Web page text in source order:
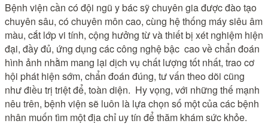
Bệnh viện cần có đội ngũ y bác sỹ chuyên gia được đào tạo
chuyên sâu, có chuyên môn cao, cùng hệ thống máy siêu âm
màu, cắt lớp vi tính, cộng hưởng từ và thiết bị xét nghiệm hiện
đại, đầy đủ, ứng dụng các công nghệ bậc cao về chẩn đoán
hình ảnh nhằm mang lại dịch vụ chất lượng tốt nhất, trao cơ
hội phát hiện sớm, chẩn đoán đúng, tư vấn theo dõi cũng
như điều trị triệt để, toàn diện. Hy vọng, với những thế mạnh
nêu trên, bệnh viện sẽ luôn là lựa chọn số một của các bệnh
nhân muốn tìm một địa chỉ uy tín để thăm khám sức khỏe.